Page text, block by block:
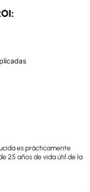
es prácticamente
25 años de vida útil de la